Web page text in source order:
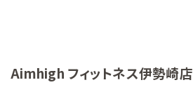
Aimhigh フィットネス伊勢崎店